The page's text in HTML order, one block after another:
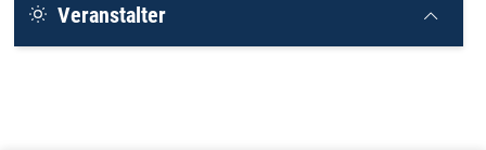
Veranstalter